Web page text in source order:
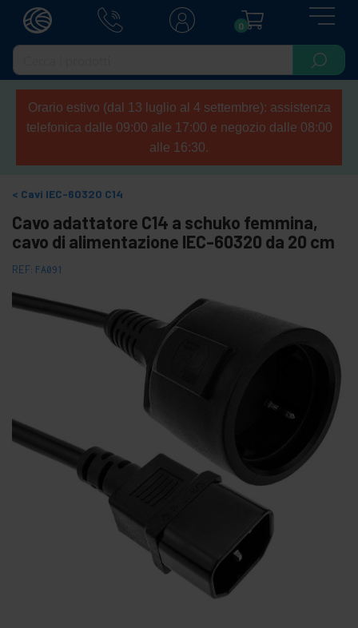
0
Orario estivo (dal 13 luglio al 4 settembre): assistenza
telefonica dalle 09:00 alle 17:00 e negozio dalle 08:00
alle 16:30.
Cavi IEC-60320 C14
Cavo adattatore C14 a schuko femmina,
cavo di alimentazione IEC-60320 da 20 cm
REF: FA091